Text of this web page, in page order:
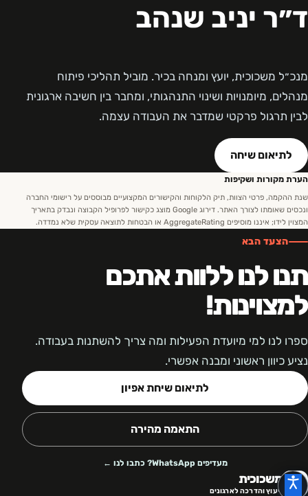
ד״ר יניב שנהב
מנכ״ל משכוכית, יועץ ומנחה בכיר. מוביל תהליכי פיתוח
מנהלים, מיומנויות ושינוי התנהגותי, ומחבר בין חשיבה ארגונית
לבין תרגול פרקטי שמדבר את העבודה עצמה.
לתיאום שיחה
הערת מקורות ושקיפות
שנת ההקמה, פרטי הצוות, תיק הלקוחות והקישורים המקצועיים מבוססים על רישומי החברה
ונכסים שאומתו לצורך האתר. דירוג Google מוצג כקישור לפרופיל הקבוצה ונבדק בתאריך
המצוין לידו; איננו מוסיפים AggregateRating או הבטחות לתוצאה עסקית שלא נמדדה.
הצעד הבא
תנו לנו ללוות אתכם
למצוינות!
ספרו לנו למי מיועדת הפעילות ומה צריך להשתנות בעבודה.
נציע כיוון ראשוני ומבנה אפשרי.
לתיאום שיחת אפיון
התאמה מהירה
מעדיפים WhatsApp? כתבו לנו ←
משכוכית
ייעוץ והדרכה לארגונים